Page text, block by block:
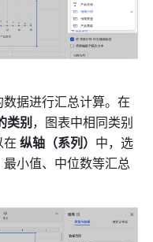
类别，图表中相同类别
在 纵轴（系列） 中，选
小值、中位数等汇总